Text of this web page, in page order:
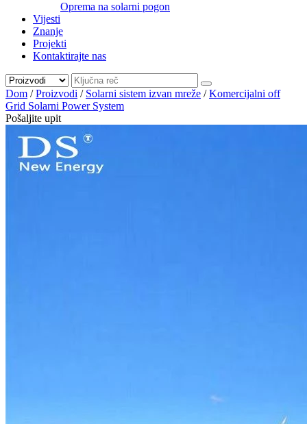
Oprema na solarni pogon
Vijesti
Znanje
Projekti
Kontaktirajte nas
Dom /Proizvodi / Solarni sistem izvan mreže /Komercijalni off
Grid Solarni Power System
Pošaljite upit